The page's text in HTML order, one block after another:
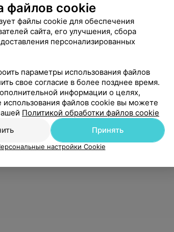
количество раз в день. Еще
файлов cookie
файлы cookie для обеспечения
сайта, его улучшения, сбора
персонализированных
параметры использования файлов
свое согласие в более позднее время.
информации о целях,
использования файлов cookie вы можете
Политикой обработки файлов cookie
Принять
настройки Cookie